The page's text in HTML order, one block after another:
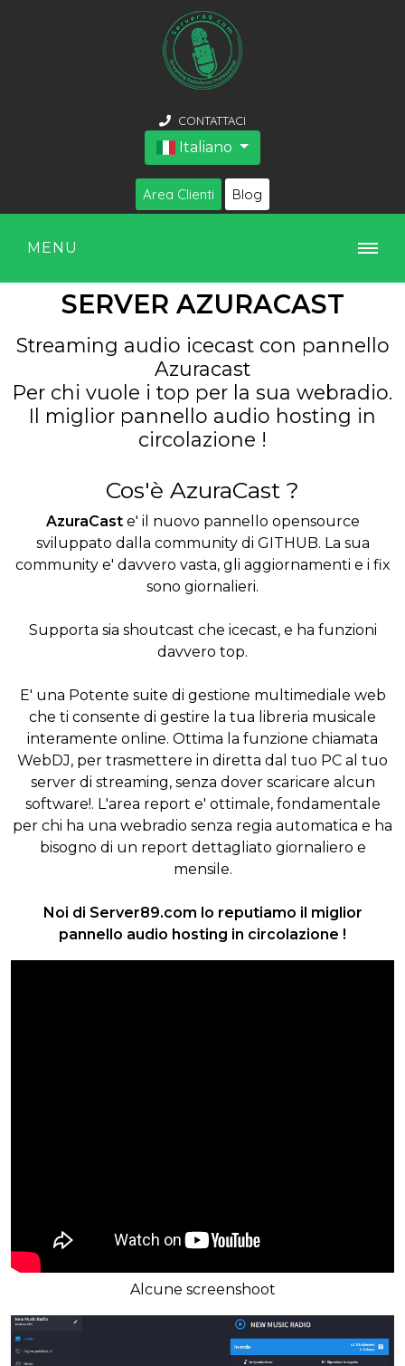
CONTATTACI
Italiano
Area Clienti Blog
MENU
SERVER AZURACAST
Streaming audio icecast con pannello
Azuracast
Per chi vuole i top per la sua webradio.
Il miglior pannello audio hosting in
circolazione !
Cos'è AzuraCast ?
AzuraCast e' il nuovo pannello opensource
sviluppato dalla community di GITHUB. La sua
community e' davvero vasta, gli aggiornamenti e i fix
sono giornalieri.
Supporta sia shoutcast che icecast, e ha funzioni
davvero top.
E' una Potente suite di gestione multimediale web
che ti consente di gestire la tua libreria musicale
interamente online. Ottima la funzione chiamata
WebDJ, per trasmettere in diretta dal tuo PC al tuo
server di streaming, senza dover scaricare alcun
software!. L'area report e' ottimale, fondamentale
per chi ha una webradio senza regia automatica e ha
bisogno di un report dettagliato giornaliero e
mensile.
Noi di Server89.com lo reputiamo il miglior
pannello audio hosting in circolazione !
Alcune screenshoot